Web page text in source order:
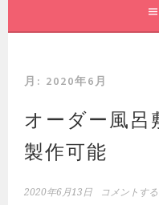
ッ
月: 2020年6月
オーダー風呂
製作可能
2020年6月13日 コメントする